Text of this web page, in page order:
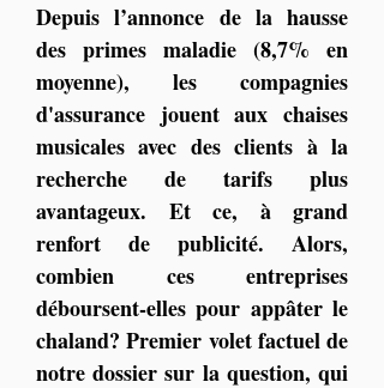
Depuis l’annonce de la hausse
des primes maladie (8,7% en
moyenne), les compagnies
d'assurance jouent aux chaises
musicales avec des clients à la
recherche de tarifs plus
avantageux. Et ce, à grand
renfort de publicité. Alors,
combien ces entreprises
déboursent-elles pour appâter le
chaland? Premier volet factuel de
notre dossier sur la question, qui